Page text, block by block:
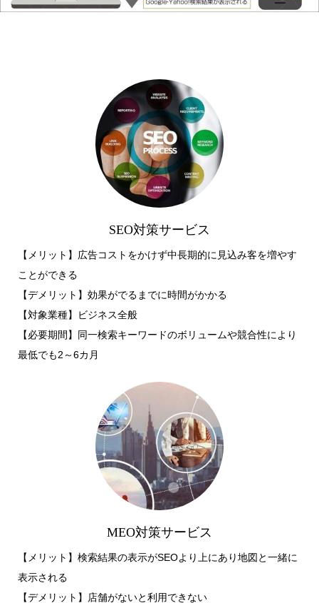
SEO対策サービス
【メリット】広告コストをかけず中長期的に見込み客を増やす
ことができる
【デメリット】効果がでるまでに時間がかかる
【対象業種】ビジネス全般
​【必要期間】同一検索キーワードのボリュームや競合性により
最低でも2～6カ月
MEO対策サービス
【メリット】検索結果の表示がSEOより上にあり地図と一緒に
表示される
​【デメリット】店舗がないと利用できない